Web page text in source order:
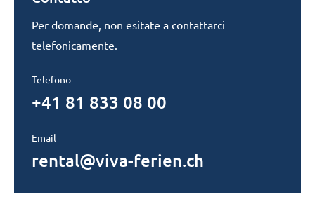
Per domande, non esitate a contattarci
telefonicamente.
Telefono
+41 81 833 08 00
Email
rental@viva-ferien.ch